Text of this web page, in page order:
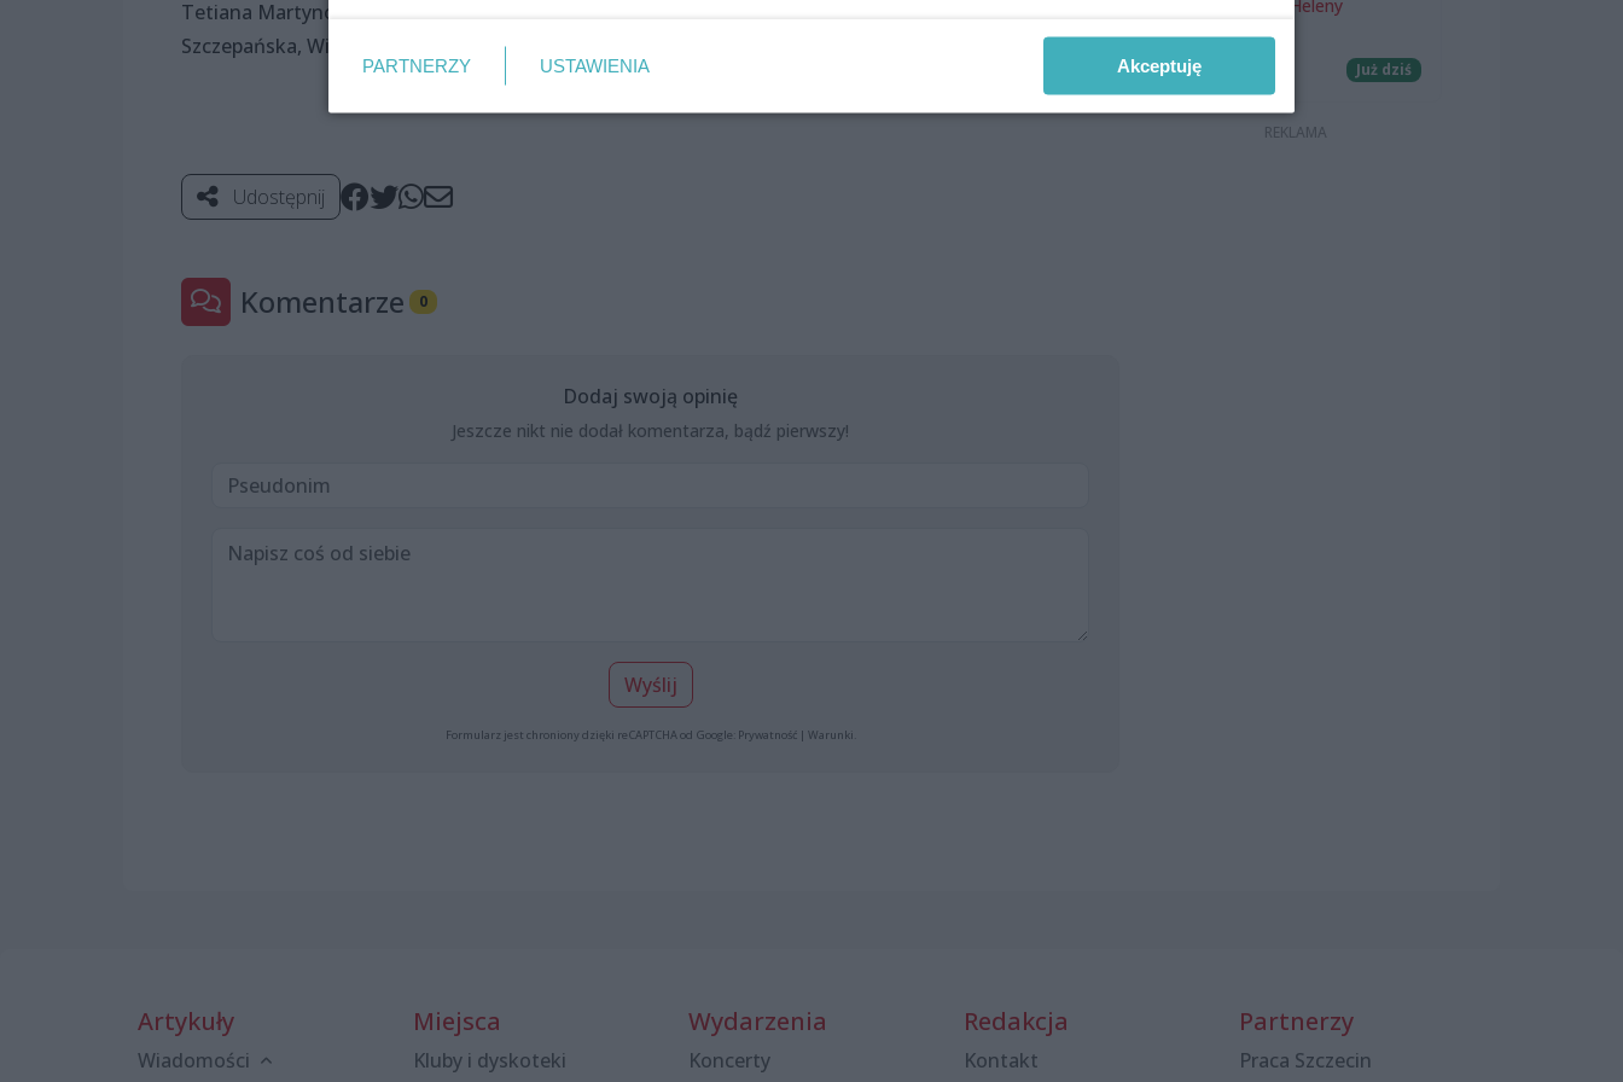
Tetiana Martynova, Emilia Mróz, Krystyna Mazur, Aleksandra Panasiuk, Michalina Prendecka, Natalia
Szczepańska, Wiktoria Urbańska.
Udostępnij
Komentarze 0
Dodaj swoją opinię
Jeszcze nikt nie dodał komentarza, bądź pierwszy!
Wyślij
Formularz jest chroniony dzięki reCAPTCHA od Google: Prywatność| Warunki
Teatr Letni im. Heleny
Majdaniec
Koncerty Już dziś
Artykuły
Wiadomości
Miejsca
Kluby i dyskoteki
Wydarzenia
Koncerty
Redakcja
Kontakt
Partnerzy
Praca Szczecin
PARTNERZY USTAWIENIA Akceptuję